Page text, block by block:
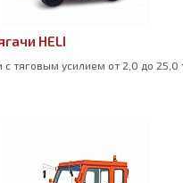
HELI
с тяговым усилием от 2,0 до 25,0